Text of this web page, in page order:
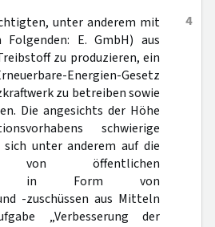
4
unter anderem mit
E. GmbH) aus
zu produzieren, ein
Energien-Gesetz
zu betreiben sowie
Die angesichts der Höhe
schwierige
unter anderem auf die
von öffentlichen
in Form von
-zuschüssen aus Mitteln
„Verbesserung der